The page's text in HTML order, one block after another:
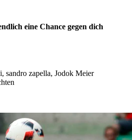
eine Chance gegen dich
sandro zapella, Jodok Meier